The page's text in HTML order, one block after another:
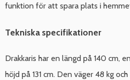
funktion för att spara plats i
Tekniska specifikationer
Drakkaris har en längd på 140 cm,
höjd på 131 cm. Den väger 48 kg